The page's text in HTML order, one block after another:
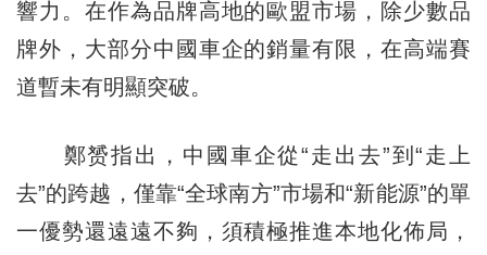
響力。在作為品牌高地的歐盟市場，除少數品
牌外，大部分中國車企的銷量有限，在高端賽
道暫未有明顯突破。
鄭赟指出，中國車企從“走出去”到“走上
去”的跨越，僅靠“全球南方”市場和“新能源”的單
一優勢還遠遠不夠，須積極推進本地化佈局，